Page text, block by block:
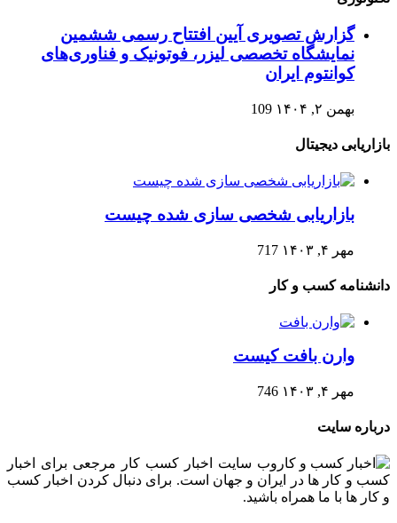
گزارش تصویری آیین افتتاح رسمی ششمین
نمایشگاه تخصصی لیزر، فوتونیک و فناوری‌های
کوانتوم ایران
بهمن ۲, ۱۴۰۴ 109
بازاریابی دیجیتال
بازاریابی شخصی سازی شده چیست
مهر ۴, ۱۴۰۳ 717
دانشنامه کسب و کار
وارن بافت کیست
مهر ۴, ۱۴۰۳ 746
درباره سایت
وب سایت اخبار کسب کار مرجعی برای اخبار
کسب و کار ها در ایران و جهان است. برای دنبال کردن اخبار کسب
و کار ها با ما همراه باشید.